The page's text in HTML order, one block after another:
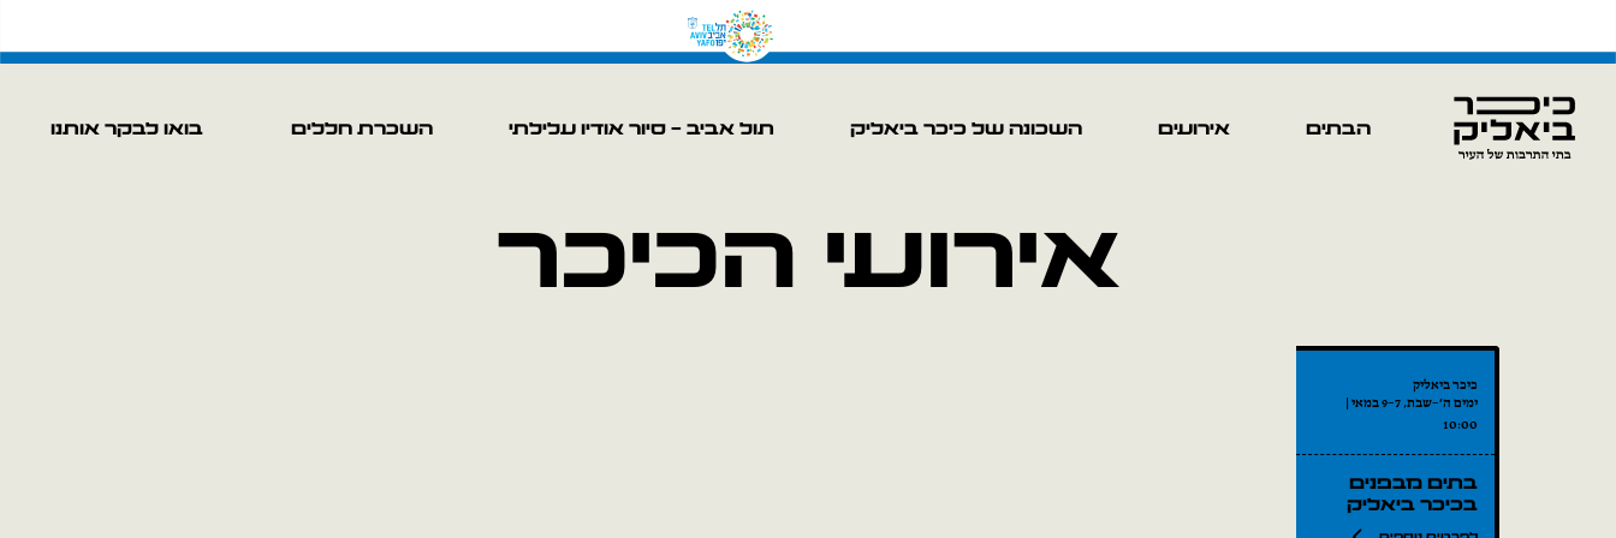
הבתים אירועים השכונה של כיכר ביאליק תול אביב – סיור אודיו עלילתי השכרת חללים בואו לבקר אותנו
אירועי הכיכר
כיכר ביאליק
ימים ה׳–שבת, 7–9 במאי |
10:00
בתים מבפנים
בכיכר ביאליק